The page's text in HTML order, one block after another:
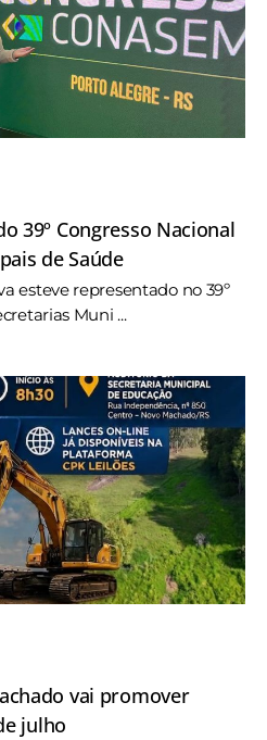
39º Congresso Nacional
de Saúde
esteve representado no 39º
Muni ...
vai promover
julho